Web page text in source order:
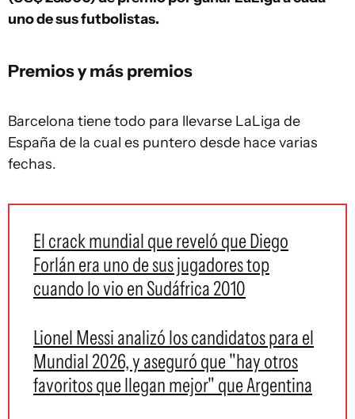
uno de sus futbolistas.
Premios y más premios
Barcelona tiene todo para llevarse LaLiga de
España de la cual es puntero desde hace varias
fechas.
El crack mundial que reveló que Diego
Forlán era uno de sus jugadores top
cuando lo vio en Sudáfrica 2010
Lionel Messi analizó los candidatos para el
Mundial 2026, y aseguró que "hay otros
favoritos que llegan mejor" que Argentina